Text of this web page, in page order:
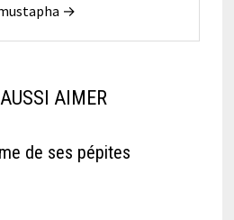
→
AIMER
de ses pépites